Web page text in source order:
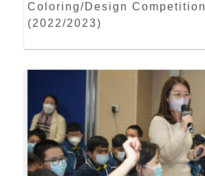
Coloring/Design Competition
(2022/2023)